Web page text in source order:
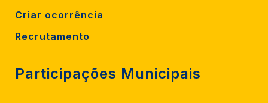
Criar ocorrência
Recrutamento
Participações Municipais